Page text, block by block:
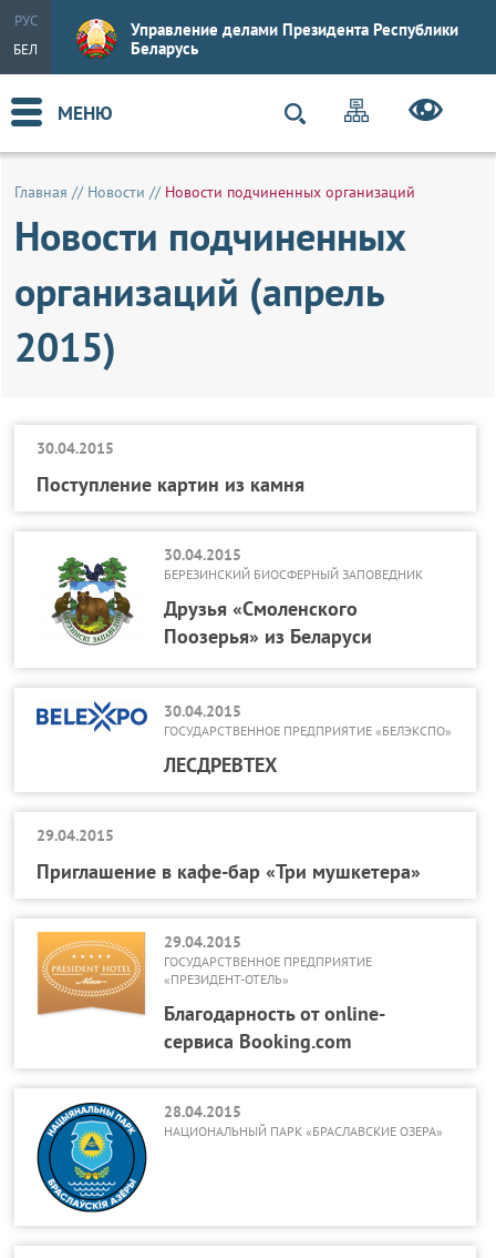
РУС
БЕЛ
Управление делами Президента Республики
Беларусь
МЕНЮ
Главная // Новости // Новости подчиненных организаций
Новости подчиненных
организаций (апрель
2015)
30.04.2015
Поступление картин из камня
30.04.2015
БЕРЕЗИНСКИЙ БИОСФЕРНЫЙ ЗАПОВЕДНИК
Друзья «Смоленского
Поозерья» из Беларуси
30.04.2015
ГОСУДАРСТВЕННОЕ ПРЕДПРИЯТИЕ «БЕЛЭКСПО»
ЛЕСДРЕВТЕХ
29.04.2015
Приглашение в кафе-бар «Три мушкетера»
29.04.2015
ГОСУДАРСТВЕННОЕ ПРЕДПРИЯТИЕ
«ПРЕЗИДЕНТ-ОТЕЛЬ»
Благодарность от online-
сервиса Booking.com
28.04.2015
НАЦИОНАЛЬНЫЙ ПАРК «БРАСЛАВСКИЕ ОЗЕРА»